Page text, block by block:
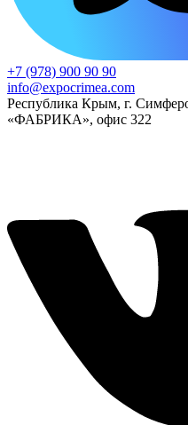
+7 (978) 900 90 90
info@expocrimea.com
Республика Крым, г.
«ФАБРИКА», офис 322